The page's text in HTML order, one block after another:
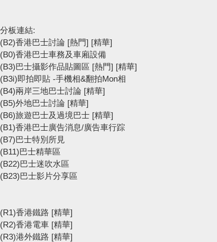
分板連結:
(B2)香港巴士討論 [熱門] [精華]
(B0)香港巴士車務及車廂設備
(B3)巴士攝影作品貼圖區 [熱門] [精華]
(B3i)即拍即貼 -手機相&翻拍Mon相
(B4)兩岸三地巴士討論 [精華]
(B5)外地巴士討論 [精華]
(B6)旅遊巴士及過境巴士 [精華]
(B1)香港巴士廣告消息/廣告車行踪
(B7)巴士特別所見
(B11)巴士精華區
(B22)巴士迷吹水區
(B23)巴士影片分享區
(R1)香港鐵路 [精華]
(R2)香港電車 [精華]
(R3)港外鐵路 [精華]